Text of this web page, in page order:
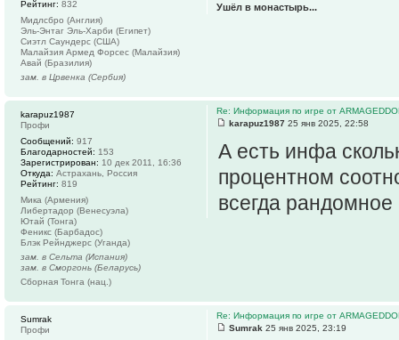
Ушёл в монастырь...
Рейтинг: 832
Мидлсбро (Англия)
Эль-Энтаг Эль-Харби (Египет)
Сиэтл Саундерс (США)
Малайзия Армед Форсес (Малайзия)
Авай (Бразилия)
зам. в Црвенка (Сербия)
Re: Информация по игре от
karapuz1987 25 янв 2025, 22:58
А есть инфа
процентном
всегда
karapuz1987
Профи
Сообщений: 917
Благодарностей: 153
Зарегистрирован: 10 дек 2011, 16:36
Откуда: Астрахань, Россия
Рейтинг: 819
Мика (Армения)
Либертадор (Венесуэла)
Ютай (Тонга)
Феникс (Барбадос)
Блэк Рейнджерс (Уганда)
зам. в Сельта (Испания)
зам. в Сморгонь (Беларусь)
Сборная Тонга (нац.)
Re: Информация по игре от
Sumrak 25 янв 2025, 23:19
Sumrak
Профи